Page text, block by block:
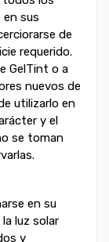
sus
de
requerido.
GelTint o a
nuevos de
utilizarlo en
y el
se toman
en su
luz solar
y